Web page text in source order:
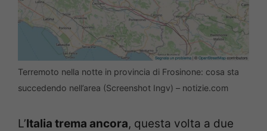
Terremoto nella notte in provincia di Frosinone: cosa sta
succedendo nell’area (Screenshot Ingv) – notizie.com
L’Italia trema ancora, questa volta a due